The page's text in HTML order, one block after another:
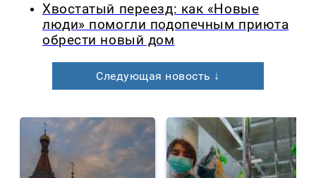
Хвостатый переезд: как «Новые
люди» помогли подопечным приюта
обрести новый дом
Следующая новость ↓